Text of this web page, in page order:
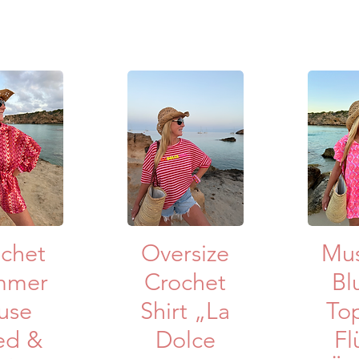
&
Schnellansicht
Oversize
Crochet
Shirt „La
Dolce